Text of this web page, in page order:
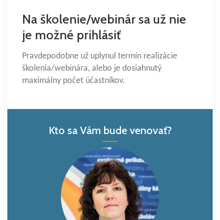
Na školenie/webinár sa už nie
je možné prihlásiť
Pravdepodobne už uplynul termín realizácie
školenia/webinára, alebo je dosiahnutý
maximálny počet účastníkov.
Kto sa Vám bude venovať?